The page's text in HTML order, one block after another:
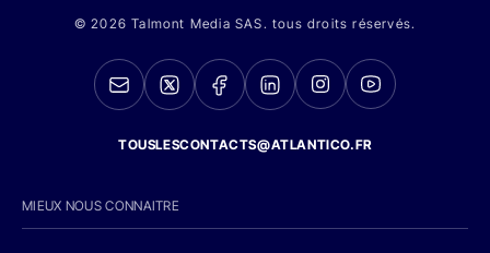
© 2026 Talmont Media SAS. tous droits réservés.
TOUSLESCONTACTS@ATLANTICO.FR
MIEUX NOUS CONNAITRE